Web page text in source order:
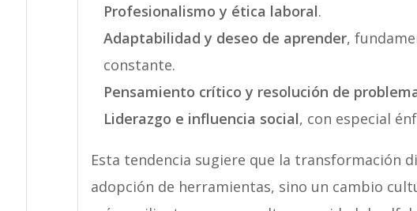
Profesionalismo y ética laboral.
Adaptabilidad y deseo de aprender,
constante.
Pensamiento crítico y resolución de
Liderazgo e influencia social, con especial
Esta tendencia sugiere que la transformación
adopción de herramientas, sino un cambio